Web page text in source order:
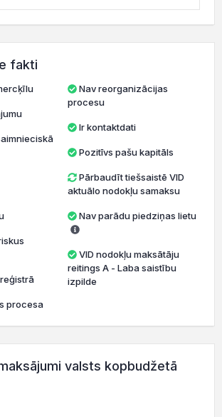
fakti
procesa
Nav reorganizācijas
procesu
Ir kontaktdati
Pozitīvs pašu kapitāls
Pārbaudīt tiešsaistē VID
aktuālo nodokļu samaksu
Nav parādu piedziņas lietu
VID nodokļu maksātāju
reitings A - Laba saistību
izpilde
valsts kopbudžetā